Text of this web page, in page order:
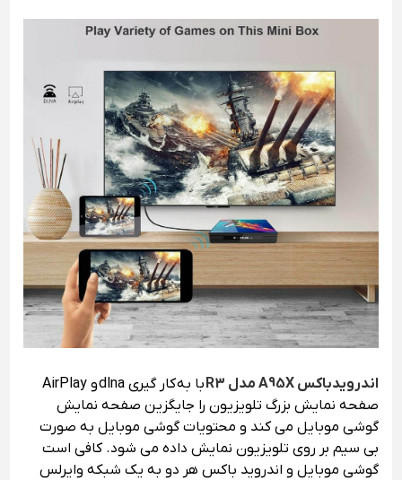
اندرویدباکس A95X مدل R3
با به کار گیری dlna و AirPlay
صفحه نمایش بزرگ تلویزیون را جایگزین صفحه نمایش
گوشی موبایل می کند و محتویات گوشی موبایل به صورت
بی سیم بر روی تلویزیون نمایش داده می شود. کافی است
گوشی موبایل و اندروید باکس هر دو به یک شبکه وایرلس